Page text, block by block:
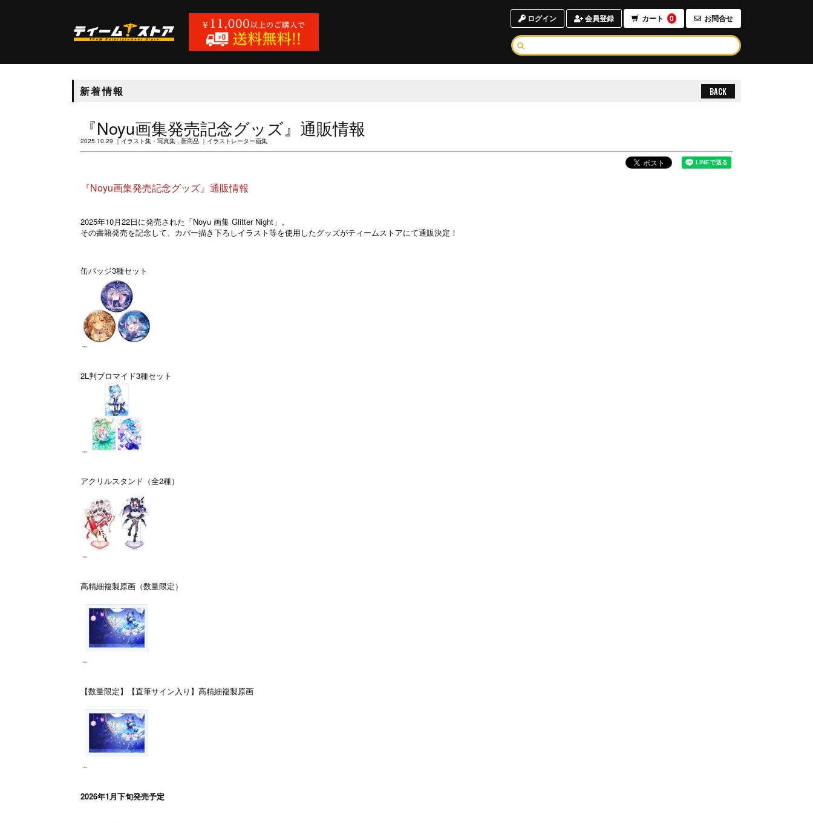
ログイン 会員登録 カート 0 お問合せ
新着情報 BACK
『Noyu画集発売記念グッズ』通販情報
2025.10.29 イラスト集・写真集 新商品 イラストレーター画集
『Noyu画集発売記念グッズ』通販情報
2025年10月22日に発売された「Noyu 画集 Glitter Night」。
その書籍発売を記念して、カバー描き下ろしイラスト等を使用したグッズがティームストアにて通販決定！
缶バッジ3種セット
2L判ブロマイド3種セット
アクリルスタンド（全2種）
高精細複製原画（数量限定）
【数量限定】【直筆サイン入り】高精細複製原画
2026年1月下旬発売予定